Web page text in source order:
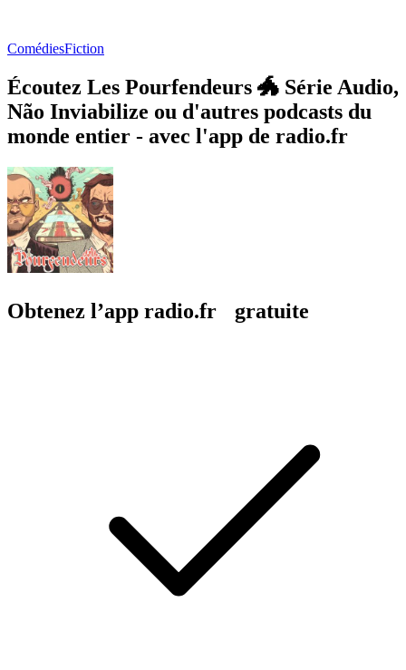
ComédiesFiction
Écoutez Les Pourfendeurs 🐲 Série Audio,
Não Inviabilize ou d'autres podcasts du
monde entier - avec l'app de radio.fr
Obtenez l’app radio.fr gratuite